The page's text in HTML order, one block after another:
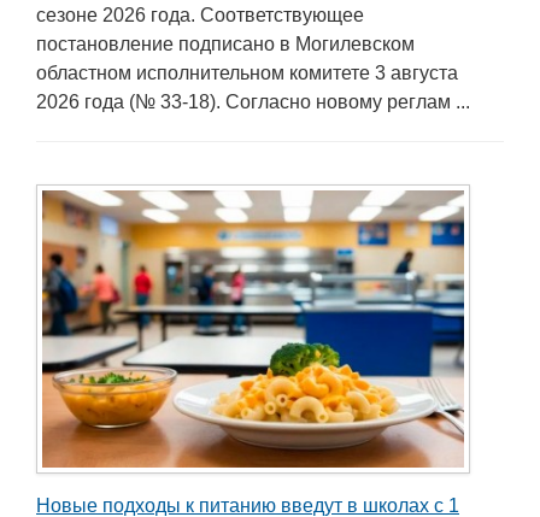
сезоне 2026 года. Соответствующее
постановление подписано в Могилевском
областном исполнительном комитете 3 августа
2026 года (№ 33-18). Согласно новому реглам ...
Новые подходы к питанию введут в школах с 1